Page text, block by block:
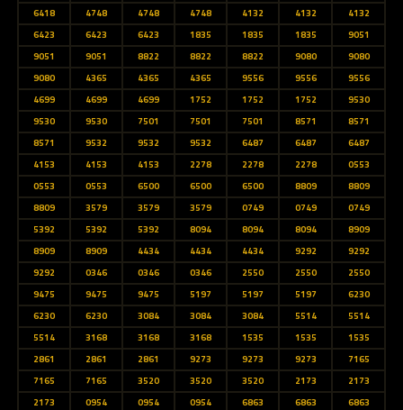
6418
4748 4748 4748 4132 4132
4132
6423
6423 6423 1835 1835 1835
9051
9051
9051 8822 8822 8822 9080
9080
9080
4365 4365 4365 9556 9556
9556
4699
4699 4699 1752 1752 1752
9530
9530
9530 7501 7501 7501 8571
8571
8571
9532 9532 9532 6487 6487
6487
4153
4153 4153 2278 2278 2278
0553
0553
0553 6500 6500 6500 8809
8809
8809
3579 3579 3579 0749 0749
0749
5392
5392 5392 8094 8094 8094
8909
8909
8909 4434 4434 4434 9292
9292
9292
0346 0346 0346 2550 2550
2550
9475
9475 9475 5197 5197 5197
6230
6230
6230 3084 3084 3084 5514
5514
5514
3168 3168 3168 1535 1535
1535
2861
2861 2861 9273 9273 9273
7165
7165
7165 3520 3520 3520 2173
2173
2173
0954 0954 0954 6863 6863
6863